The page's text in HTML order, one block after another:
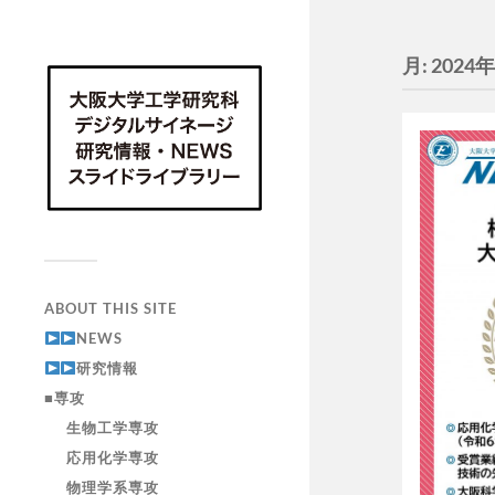
ABOUT THIS SITE
NEWS
研究情報
■専攻
生物工学専攻
応用化学専攻
物理学系専攻
月: 2024